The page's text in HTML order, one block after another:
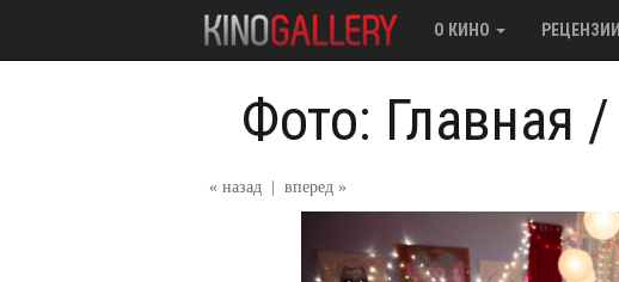
О КИНО РЕЦЕНЗИИ
Фото: Главная /
« назад вперед »